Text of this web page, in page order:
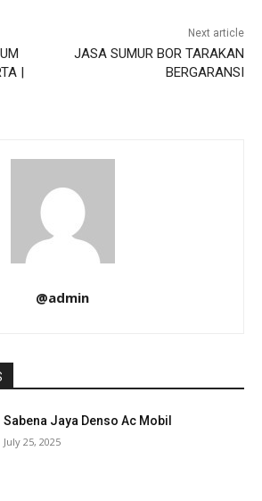
|
Next article
JASA SUMUR BOR TARAKAN
BERGARANSI
@admin
Sabena Jaya Denso Ac Mobil
July 25, 2025